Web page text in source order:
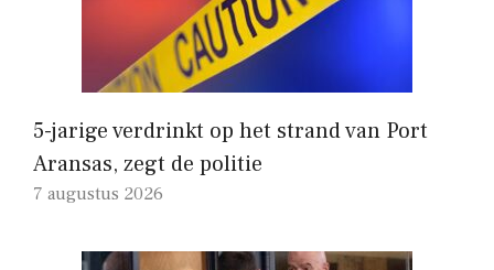
5-jarige verdrinkt op het strand van Port
Aransas, zegt de politie
7 augustus 2026